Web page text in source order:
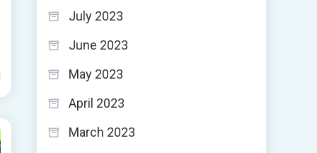
July 2023
June 2023
May 2023
April 2023
March 2023